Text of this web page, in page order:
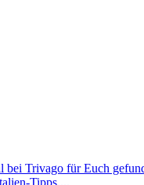
Trivago für Euch
Tipps....